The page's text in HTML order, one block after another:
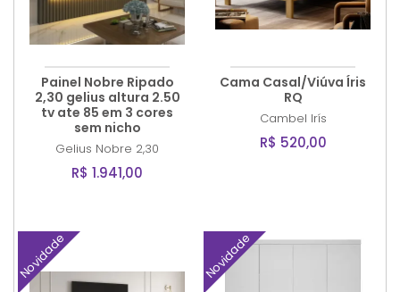
Painel Nobre Ripado
2,30 gelius altura 2.50
tv ate 85 em 3 cores
sem nicho
Gelius Nobre 2,30
R$ 1.941,00
Cama Casal/Viúva Íris
RQ
Cambel Irís
R$ 520,00
Novidade Novidade